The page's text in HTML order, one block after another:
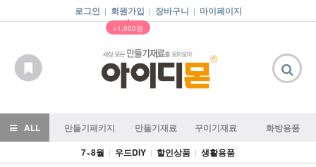
로그인 | 회원가입 |
▲
+1,000원
장바구니 | 마이페이지
ALL 만들기패키지 만들기재료 꾸미기재료
화방용품
7~8월 | 우드DIY | 할인상품 | 생활용품